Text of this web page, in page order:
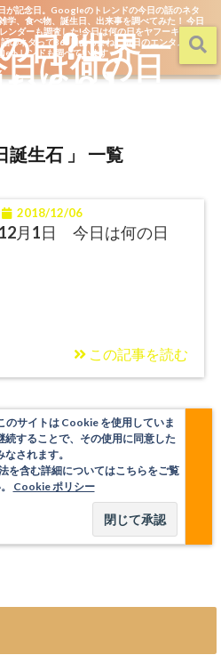
記念日。Googleのトレンドの今日の話のネタ
学、食べ物、誕生日、出来事を調べてみた！ 今日
ダーも調査した!今日は何の日をヤフーキッズや
のネタって365日あるよね。毎日のエンタメを
トレンドも調べています
日?世界一
は何の日
ん？】
誕生石 」 一覧
2018/12/06
12月1日 今日は何の日
この記事を読む
のサイトは Cookie を使用していま
することで、その使用に同意した
なされます。
を含む詳細についてはこちらをご覧
Cookie ポリシー